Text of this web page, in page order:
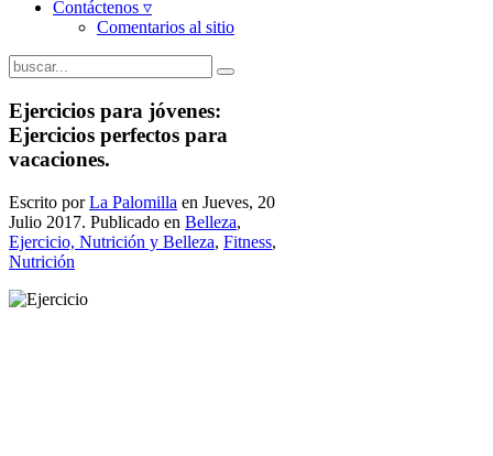
Contáctenos ▿
Comentarios al sitio
Ejercicios para jóvenes:
Ejercicios perfectos para
vacaciones.
Escrito porLa Palomilla en Jueves, 20
Julio 2017. Publicado en Belleza,
Ejercicio, Nutrición y Belleza, Fitness,
Nutrición